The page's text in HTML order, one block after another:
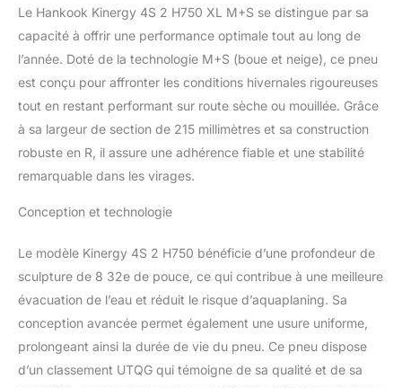
Le Hankook Kinergy 4S 2 H750 XL M+S se distingue par sa
capacité à offrir une performance optimale tout au long de
l’année. Doté de la technologie M+S (boue et neige), ce pneu
est conçu pour affronter les conditions hivernales rigoureuses
tout en restant performant sur route sèche ou mouillée. Grâce
à sa largeur de section de 215 millimètres et sa construction
robuste en R, il assure une adhérence fiable et une stabilité
remarquable dans les virages.
Conception et technologie
Le modèle Kinergy 4S 2 H750 bénéficie d’une profondeur de
sculpture de 8 32e de pouce, ce qui contribue à une meilleure
évacuation de l’eau et réduit le risque d’aquaplaning. Sa
conception avancée permet également une usure uniforme,
prolongeant ainsi la durée de vie du pneu. Ce pneu dispose
d’un classement UTQG qui témoigne de sa qualité et de sa